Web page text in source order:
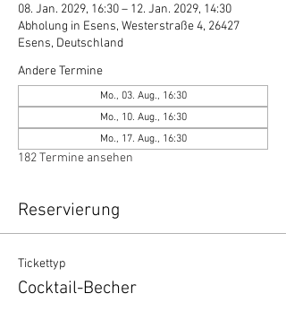
08. Jan. 2029, 16:30 – 12. Jan. 2029, 14:30
Abholung in Esens, Westerstraße 4, 26427
Esens, Deutschland
Andere Termine
Mo., 03. Aug., 16:30
Mo., 10. Aug., 16:30
Mo., 17. Aug., 16:30
182 Termine ansehen
Reservierung
Tickettyp
Cocktail-Becher